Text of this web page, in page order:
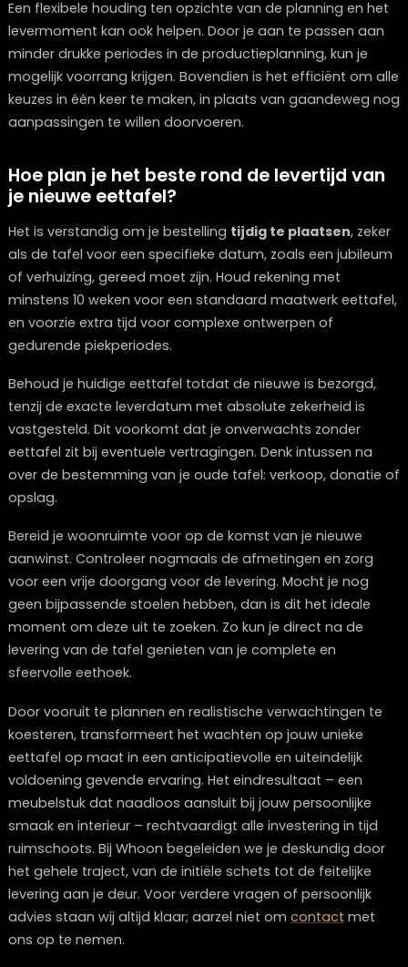
beslissingen te nemen over het ontwerpen flexibel
zijn ten aanzien van materialen en afwerkingen. Ga
bijvoorbeeld voor materialen die direct voorradig zijn,
plaats van zeldzame houtsoorten die speciaal
moeten worden; dit kan al snel een paar weken
ontwerp relatief simpel te houden. Eenvoudige, rechte
lijnen en standaard afwerkingen zijn sneller te
dan ingewikkelde vormen of specialistische
Dit doet overigens niets af aan de schoonheid van de
tafel; vaak zijn de meest minimalistische ontwerpen
het meest elegant en tijdloos.
Een flexibele houding ten opzichte van de planning
levermoment kan ook helpen. Door je aan te passen
minder drukke periodes in de productieplanning, kun je
mogelijk voorrang krijgen. Bovendien is het efficiënt
keuzes in één keer te maken, in plaats van
aanpassingen te willen doorvoeren.
Hoe plan je het beste rond de levertijd
je nieuwe eettafel?
Het is verstandig om je bestellingtijdig te plaatsen
als de tafel voor een specifieke datum, zoals een
of verhuizing, gereed moet zijn. Houd rekening met
minstens 10 weken voor een standaard maatwerk
gedurende piekperiodes.
Behoud je huidige eettafel totdat de nieuwe is
tenzij de exacte leverdatum met absolute zekerheid is
vastgesteld. Dit voorkomt dat je onverwachts zonder
eettafel zit bij eventuele vertragingen. Denk intussen
over de bestemming van je oude tafel: verkoop,
opslag.
Bereid je woonruimte voor op de komst van je nieuwe